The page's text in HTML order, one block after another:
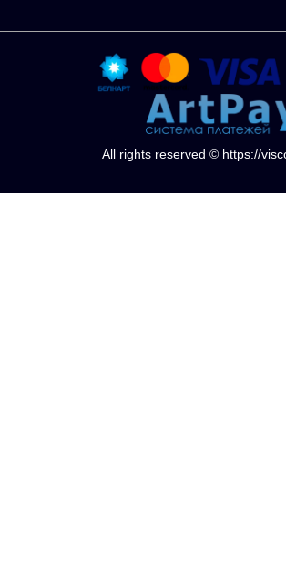
All rights reserved © https://